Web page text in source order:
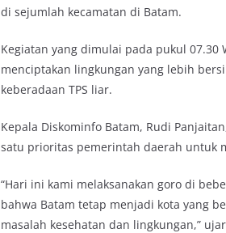
di sejumlah kecamatan di Batam.
Kegiatan yang dimulai pada pukul
menciptakan lingkungan yang lebih
keberadaan TPS liar.
Kepala Diskominfo Batam, Rudi
satu prioritas pemerintah daerah untuk
“Hari ini kami melaksanakan goro di
bahwa Batam tetap menjadi kota yang
masalah kesehatan dan lingkungan,”